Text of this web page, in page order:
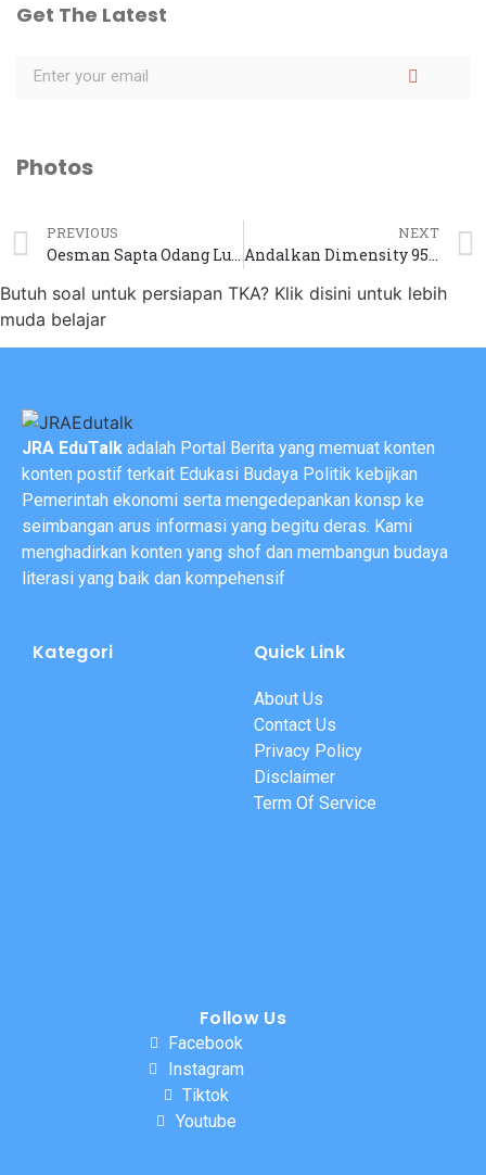
Get The Latest
Photos
PREVIOUS
Oesman Sapta Odang Lulusan “Paket C” yang Jadi Pebisnis dan Politikus
NEXT
Andalkan Dimensity 9500s dan Fast Charging 100W, Oppo Find X9s Siap Meluncur
Butuh soal untuk persiapan TKA? Klik disini untuk lebih
muda belajar
JRA EduTalk adalah Portal Berita yang memuat konten
konten postif terkait Edukasi Budaya Politik kebijkan
Pemerintah ekonomi serta mengedepankan konsp ke
seimbangan arus informasi yang begitu deras. Kami
menghadirkan konten yang shof dan membangun budaya
literasi yang baik dan kompehensif
Kategori Quick Link
About Us
Contact Us
Privacy Policy
Disclaimer
Term Of Service
Follow Us
Facebook
Instagram
Tiktok
Youtube